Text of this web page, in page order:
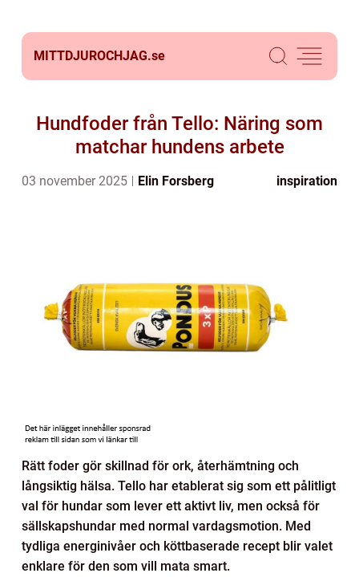
MITTDJUROCHJAG.se
Hundfoder från Tello: Näring som
matchar hundens arbete
03 november 2025 Elin Forsberg inspiration
Rätt foder gör skillnad för ork, återhämtning och
långsiktig hälsa. Tello har etablerat sig som ett pålitligt
val för hundar som lever ett aktivt liv, men också för
sällskapshundar med normal vardagsmotion. Med
tydliga energinivåer och köttbaserade recept blir valet
enklare för den som vill mata smart.